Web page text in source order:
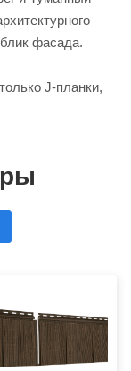
фасада.
J-планки,